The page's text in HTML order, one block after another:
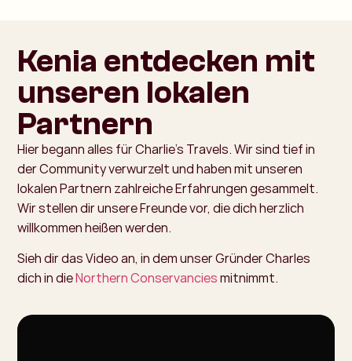
Kenia entdecken mit
unseren lokalen
Partnern
Hier begann alles für Charlie’s Travels. Wir sind tief in
der Community verwurzelt und haben mit unseren
lokalen Partnern zahlreiche Erfahrungen gesammelt.
Wir stellen dir unsere Freunde vor, die dich herzlich
willkommen heißen werden.
Sieh dir das Video an, in dem unser Gründer Charles
dich in dieNorthern Conservanciesmitnimmt.